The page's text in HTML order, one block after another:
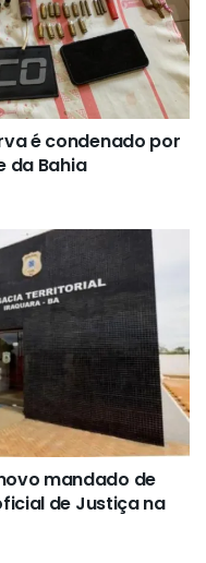
é condenado por
da Bahia
mandado de
de Justiça na